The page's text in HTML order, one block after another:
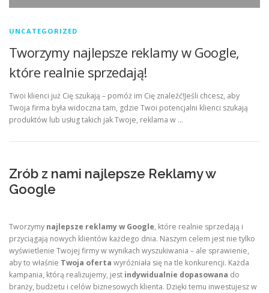
UNCATEGORIZED
Tworzymy najlepsze reklamy w Google,
które realnie sprzedają!
Twoi klienci już Cię szukają – pomóż im Cię znaleźć!Jeśli chcesz, aby
Twoja firma była widoczna tam, gdzie Twoi potencjalni klienci szukają
produktów lub usług takich jak Twoje, reklama w …
Zrób z nami najlepsze Reklamy w
Google
Tworzymy najlepsze reklamy w Google, które realnie sprzedają i
przyciągają nowych klientów każdego dnia. Naszym celem jest nie tylko
wyświetlenie Twojej firmy w wynikach wyszukiwania – ale sprawienie,
aby to właśnie Twoja oferta wyróżniała się na tle konkurencji. Każda
kampania, którą realizujemy, jest indywidualnie dopasowana do
branży, budżetu i celów biznesowych klienta. Dzięki temu inwestujesz w